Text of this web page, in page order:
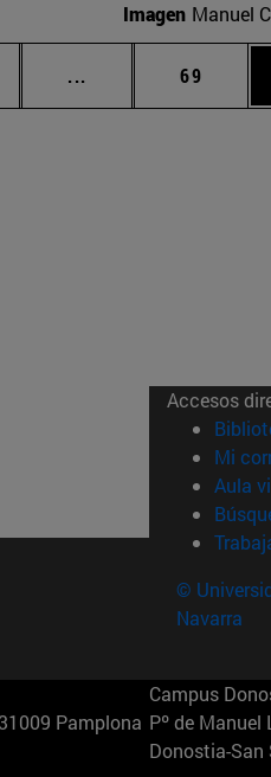
Imagen Manuel
... Páginas Página
69
Accesos
Mi
Aula
©
Navarra
Pamplona
Campus
Pº de
Donostia-San